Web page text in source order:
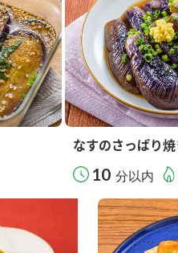
なすのさっぱり
10 分以内